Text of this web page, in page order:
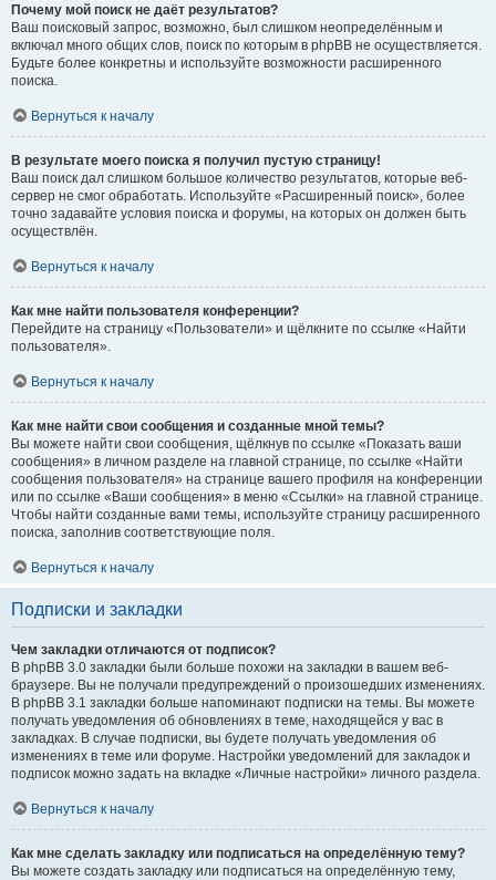
Почему мой поиск не даёт результатов?
Ваш поисковый запрос, возможно, был слишком неопределённым и
включал много общих слов, поиск по которым в phpBB не осуществляется.
Будьте более конкретны и используйте возможности расширенного
поиска.
Вернуться к началу
В результате моего поиска я получил пустую страницу!
Ваш поиск дал слишком большое количество результатов, которые веб-
сервер не смог обработать. Используйте «Расширенный поиск», более
точно задавайте условия поиска и форумы, на которых он должен быть
осуществлён.
Вернуться к началу
Как мне найти пользователя конференции?
Перейдите на страницу «Пользователи» и щёлкните по ссылке «Найти
пользователя».
Вернуться к началу
Как мне найти свои сообщения и созданные мной темы?
Вы можете найти свои сообщения, щёлкнув по ссылке «Показать ваши
сообщения» в личном разделе на главной странице, по ссылке «Найти
сообщения пользователя» на странице вашего профиля на конференции
или по ссылке «Ваши сообщения» в меню «Ссылки» на главной странице.
Чтобы найти созданные вами темы, используйте страницу расширенного
поиска, заполнив соответствующие поля.
Вернуться к началу
Подписки и закладки
Чем закладки отличаются от подписок?
В phpBB 3.0 закладки были больше похожи на закладки в вашем веб-
браузере. Вы не получали предупреждений о произошедших изменениях.
В phpBB 3.1 закладки больше напоминают подписки на темы. Вы можете
получать уведомления об обновлениях в теме, находящейся у вас в
закладках. В случае подписки, вы будете получать уведомления об
изменениях в теме или форуме. Настройки уведомлений для закладок и
подписок можно задать на вкладке «Личные настройки» личного раздела.
Вернуться к началу
Как мне сделать закладку или подписаться на определённую тему?
Вы можете создать закладку или подписаться на определённую тему,